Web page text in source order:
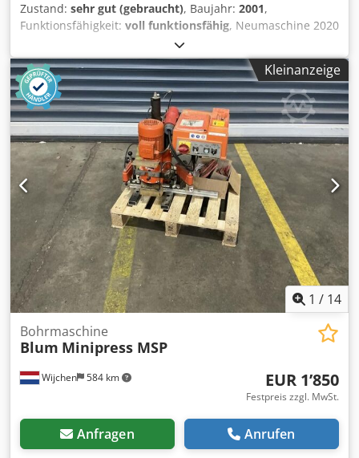
Zustand: sehr gut (gebraucht), Baujahr: 2001,
Funktionsfähigkeit: voll funktionsfähig, Neumaschine 2020
gekauft Ideal für: Möbelbau Küchenbau Schreiner/Tischler
Serienbohrungen für Blum-Beschläge und Topfbänder
Technische Daten: 3×400 V 1,1 kW Profi-
Industrieausführung Cjdpfjznkufex An Ejha Die Maschine
stammt aus einer Werkstattauflösung. Lieferumfang:
Maschine Anschläge/Zubehör, Untergestell wie auf den
Bildern Bedienungsanleitung Besichtigung/Testlauf nach
Absprache möglich.
Kleinanzeige
1 / 14
Wijchen 584 km
Bohrmaschine
Blum Minipress MSP
EUR 1’850
Festpreis zzgl. MwSt.
Anfragen Anrufen